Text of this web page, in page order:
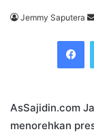
Jemmy Saputera
AsSajidin.com
menorehkan